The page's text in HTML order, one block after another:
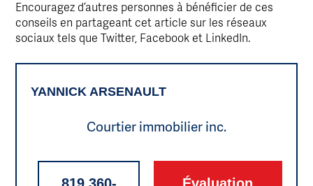
Encouragez d’autres personnes à bénéficier de ces
conseils en partageant cet article sur les réseaux
sociaux tels que Twitter, Facebook et LinkedIn.
YANNICK ARSENAULT
Courtier immobilier inc.